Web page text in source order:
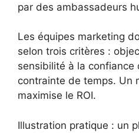
par des ambassadeurs
Les équipes marketing
selon trois critères :
sensibilité à la confiance
contrainte de temps. Un
maximise le ROI.
Illustration pratique : un